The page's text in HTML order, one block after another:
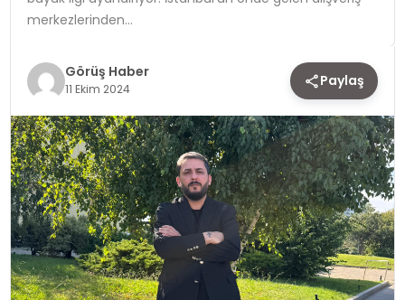
merkezlerinden…
Görüş Haber
11 Ekim 2024 Paylaş